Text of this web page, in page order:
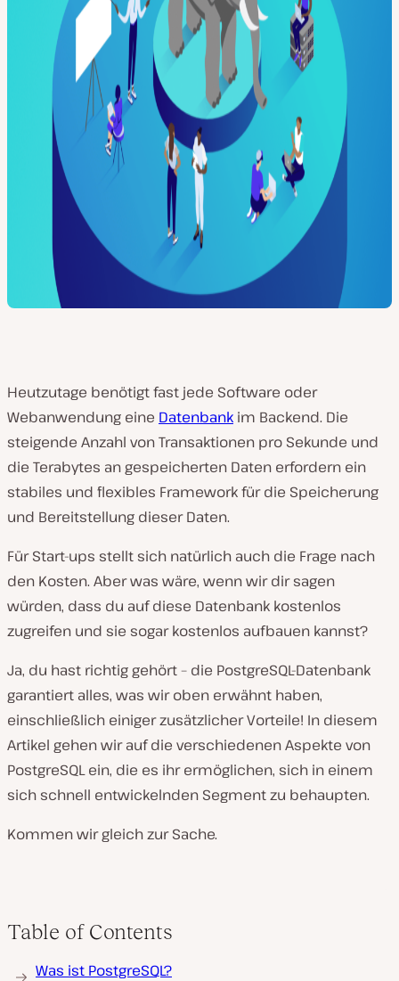
Heutzutage benötigt fast jede Software oder
Webanwendung eine Datenbank im Backend. Die
steigende Anzahl von Transaktionen pro Sekunde und
die Terabytes an gespeicherten Daten erfordern ein
stabiles und flexibles Framework für die Speicherung
und Bereitstellung dieser Daten.
Für Start-ups stellt sich natürlich auch die Frage nach
den Kosten. Aber was wäre, wenn wir dir sagen
würden, dass du auf diese Datenbank kostenlos
zugreifen und sie sogar kostenlos aufbauen kannst?
Ja, du hast richtig gehört – die PostgreSQL-Datenbank
garantiert alles, was wir oben erwähnt haben,
einschließlich einiger zusätzlicher Vorteile! In diesem
Artikel gehen wir auf die verschiedenen Aspekte von
PostgreSQL ein, die es ihr ermöglichen, sich in einem
sich schnell entwickelnden Segment zu behaupten.
Kommen wir gleich zur Sache.
Table of Contents
Was ist PostgreSQL?